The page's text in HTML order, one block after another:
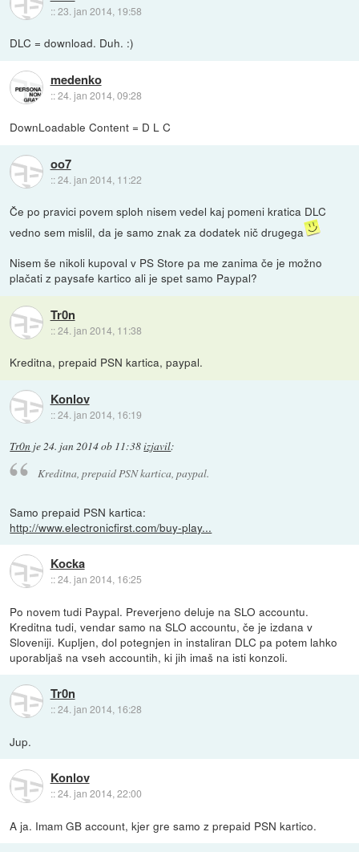
::23. jan 2014, 19:58
DLC = download. Duh. :)
medenko
::24. jan 2014, 09:28
DownLoadable Content = D L C
oo7
::24. jan 2014, 11:22
Če po pravici povem sploh nisem vedel kaj pomeni kratica DLC
vedno sem mislil, da je samo znak za dodatek nič drugega
Nisem še nikoli kupoval v PS Store pa me zanima če je možno
plačati z paysafe kartico ali je spet samo Paypal?
Tr0n
::24. jan 2014, 11:38
Kreditna, prepaid PSN kartica, paypal.
Konlov
::24. jan 2014, 16:19
Tr0n je24. jan 2014 ob 11:38izjavil:
Kreditna, prepaid PSN kartica, paypal.
Samo prepaid PSN kartica:
http://www.electronicfirst.com/buy-play...
Kocka
::24. jan 2014, 16:25
Po novem tudi Paypal. Preverjeno deluje na SLO accountu.
Kreditna tudi, vendar samo na SLO accountu, če je izdana v
Sloveniji. Kupljen, dol potegnjen in instaliran DLC pa potem lahko
uporabljaš na vseh accountih, ki jih imaš na isti konzoli.
Tr0n
::24. jan 2014, 16:28
Jup.
Konlov
::24. jan 2014, 22:00
A ja. Imam GB account, kjer gre samo z prepaid PSN kartico.